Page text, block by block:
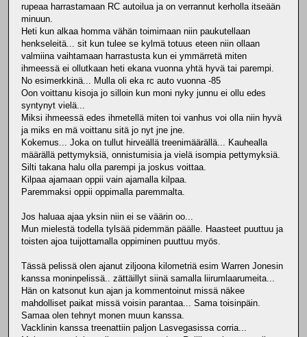
rupeaa harrastamaan RC autoilua ja on verrannut kerholla itseään
minuun.
Heti kun alkaa homma vähän toimimaan niin paukutellaan
henkseleitä... sit kun tulee se kylmä totuus eteen niin ollaan
valmiina vaihtamaan harrastusta kun ei ymmärretä miten
ihmeessä ei ollutkaan heti ekana vuonna yhtä hyvä tai parempi.
No esimerkkinä... Mulla oli eka rc auto vuonna -85
Oon voittanu kisoja jo silloin kun moni nyky junnu ei ollu edes
syntynyt vielä...
Miksi ihmeessä edes ihmetellä miten toi vanhus voi olla niin hyvä
ja miks en mä voittanu sitä jo nyt jne jne.
Kokemus... Joka on tullut hirveällä treenimäärällä... Kauhealla
määrällä pettymyksiä, onnistumisia ja vielä isompia pettymyksiä.
Silti takana halu olla parempi ja joskus voittaa.
Kilpaa ajamaan oppii vain ajamalla kilpaa.
Paremmaksi oppii oppimalla paremmalta.
Jos haluaa ajaa yksin niin ei se väärin oo...
Mun mielestä todella tylsää pidemmän päälle. Haasteet puuttuu ja
toisten ajoa tuijottamalla oppiminen puuttuu myös.
Tässä pelissä olen ajanut ziljoona kilometriä esim Warren Jonesin
kanssa moninpelissä.. zättäillyt siinä samalla liirumlaarumeita...
Hän on katsonut kun ajan ja kommentoinut missä näkee
mahdolliset paikat missä voisin parantaa... Sama toisinpäin.
Samaa olen tehnyt monen muun kanssa.
Vacklinin kanssa treenattiin paljon Lasvegasissa corria...